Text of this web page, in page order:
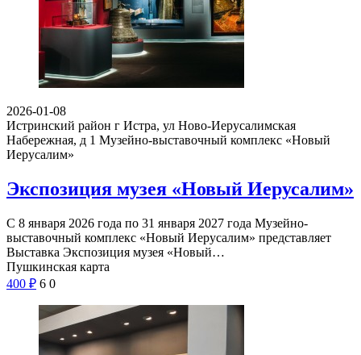
2026-01-08
Истринский район г Истра, ул Ново-Иерусалимская
Набережная, д 1 Музейно-выставочный комплекс «Новый
Иерусалим»
Экспозиция музея «Новый Иерусалим»
С 8 января 2026 года по 31 января 2027 года Музейно-
выставочный комплекс «Новый Иерусалим» представляет
Выставка Экспозиция музея «Новый…
Пушкинская карта
400 ₽ 6 0